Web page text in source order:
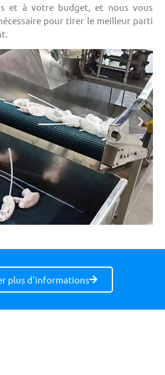
et à votre budget, et nous vous
pour tirer le meilleur parti
plus d'informations